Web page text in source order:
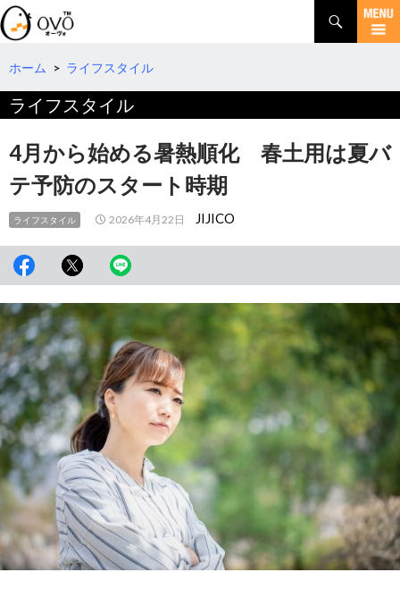
検
索
コ
テ
ツ
へ
動
ホーム > ライフスタイル
ライフスタイル
4月から始める暑熱順化 春土用は夏バ
テ予防のスタート時期
ライフスタイル 2026年4月22日 JIJICO